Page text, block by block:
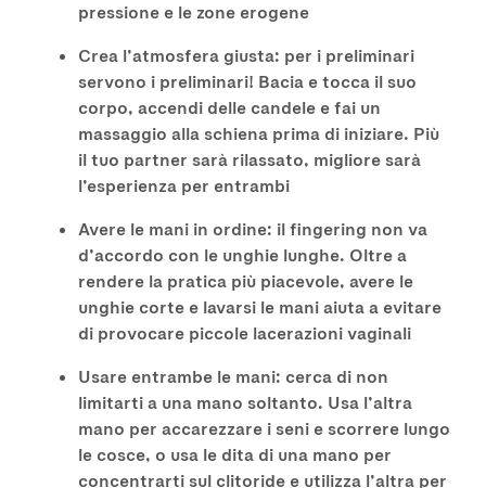
pressione e le zone erogene
Crea l’atmosfera giusta: per i preliminari
servono i preliminari! Bacia e tocca il suo
corpo, accendi delle candele e fai un
massaggio alla schiena prima di iniziare. Più
il tuo partner sarà rilassato, migliore sarà
l’esperienza per entrambi
Avere le mani in ordine: il fingering non va
d’accordo con le unghie lunghe. Oltre a
rendere la pratica più piacevole, avere le
unghie corte e lavarsi le mani aiuta a evitare
di provocare piccole lacerazioni vaginali
Usare entrambe le mani: cerca di non
limitarti a una mano soltanto. Usa l’altra
mano per accarezzare i seni e scorrere lungo
le cosce, o usa le dita di una mano per
concentrarti sul clitoride e utilizza l’altra per